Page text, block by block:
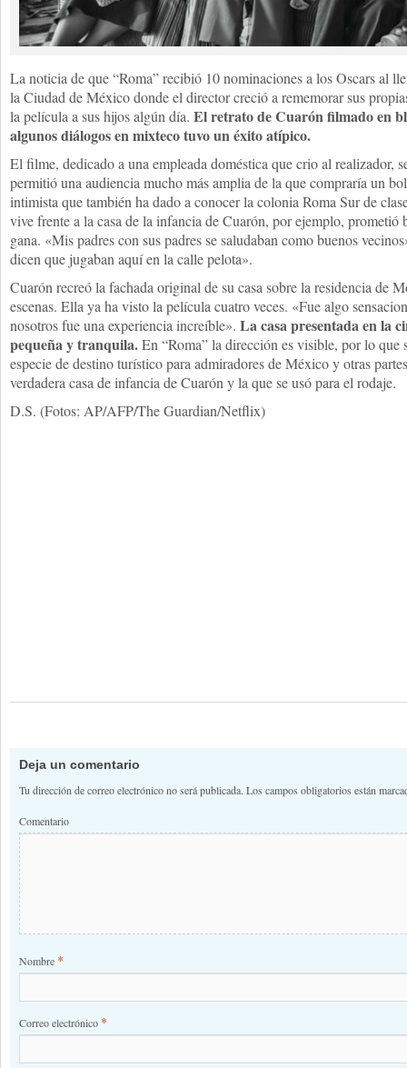
La noticia de que “Roma” recibió 10 nominaciones a los Oscars al
la Ciudad de México donde el director creció a rememorar sus
la película a sus hijos algún día. El retrato de Cuarón filmado en
algunos diálogos en mixteco tuvo un éxito atípico.
El filme, dedicado a una empleada doméstica que crio al realizador,
permitió una audiencia mucho más amplia de la que compraría un
intimista que también ha dado a conocer la colonia Roma Sur de
vive frente a la casa de la infancia de Cuarón, por ejemplo, prometió
gana. «Mis padres con sus padres se saludaban como buenos
dicen que jugaban aquí en la calle pelota».
Cuarón recreó la fachada original de su casa sobre la residencia de
escenas. Ella ya ha visto la película cuatro veces. «Fue algo
nosotros fue una experiencia increíble». La casa presentada en la
pequeña y tranquila.En “Roma” la dirección es visible, por lo que
especie de destino turístico para admiradores de México y otras
verdadera casa de infancia de Cuarón y la que se usó para el rodaje.
D.S. (Fotos: AP/AFP/The Guardian/Netflix)
Deja un comentario
Tu dirección de correo electrónico no será publicada. Los campos obligatorios están
Comentario
Nombre *
Correo electrónico *